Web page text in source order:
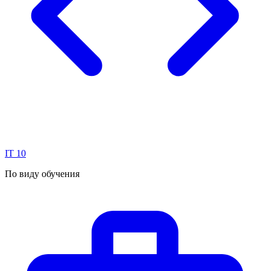
IT 10
По виду обучения